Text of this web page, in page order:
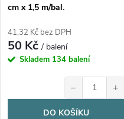
cm x 1,5 m/bal.
41,32 Kč bez DPH
50 Kč/ balení
Skladem 134 balení
− +
DO KOŠÍKU